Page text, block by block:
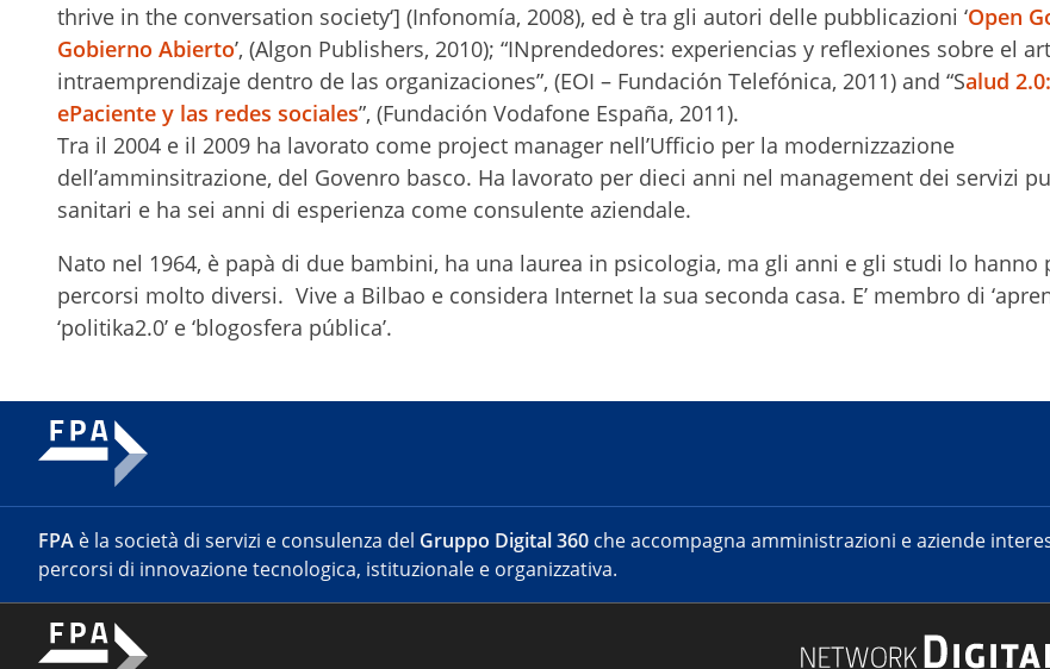
thrive in the conversation society‘] (Infonomía, 2008), ed è tra gli autori delle pubblicazioni ‘Open
Gobierno Abierto’, (Algon Publishers, 2010); “INprendedores: experiencias y reflexiones sobre el
intraemprendizaje dentro de las organizaciones”, (EOI – Fundación Telefónica, 2011) and “Salud
ePaciente y las redes sociales”, (Fundación Vodafone España, 2011).
Tra il 2004 e il 2009 ha lavorato come project manager nell’Ufficio per la modernizzazione
dell’amminsitrazione, del Govenro basco. Ha lavorato per dieci anni nel management dei servizi
sanitari e ha sei anni di esperienza come consulente aziendale.
Nato nel 1964, è papà di due bambini, ha una laurea in psicologia, ma gli anni e gli studi lo hanno
percorsi molto diversi. Vive a Bilbao e considera Internet la sua seconda casa. E’ membro di
‘politika2.0’ e ‘blogosfera pública’.
FPA è la società di servizi e consulenza del Gruppo Digital 360 che accompagna amministrazioni e aziende
percorsi di innovazione tecnologica, istituzionale e organizzativa.